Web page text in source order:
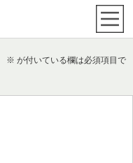
※ が付いている欄は必須項目で